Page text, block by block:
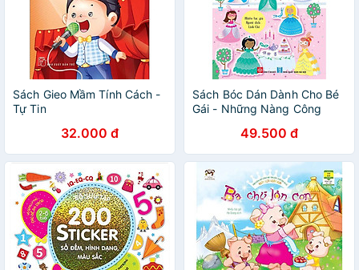
Sách Gieo Mầm Tính Cách -
Tự Tin
32.000 đ
Sách Bóc Dán Dành Cho Bé
Gái - Những Nàng Công
49.500 đ